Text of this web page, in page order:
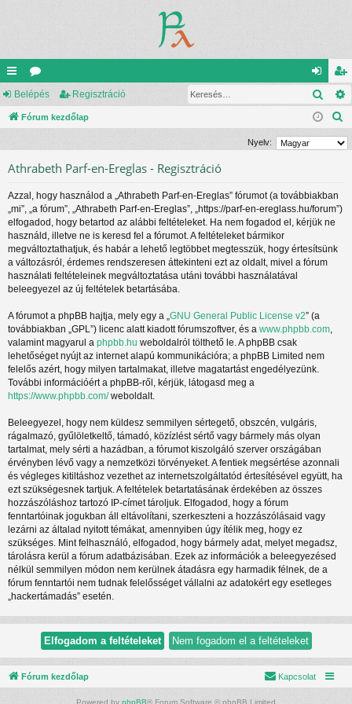
yo
rs
ke
ór
u
ok
el
ép
eg
is
ztr
Belépés Regisztráció
Fórum kezdőlap
r
Nyelv:
Athrabeth Parf-en-Ereglas - Regisztráció
Azzal, hogy használod a „Athrabeth Parf-en-Ereglas” fórumot (a továbbiakban
„mi”, „a fórum”, „Athrabeth Parf-en-Ereglas”, „https://parf-en-ereglass.hu/forum”)
elfogadod, hogy betartod az alábbi feltételeket. Ha nem fogadod el, kérjük ne
használd, illetve ne is keresd fel a fórumot. A feltételeket bármikor
megváltoztathatjuk, és habár a lehető legtöbbet megtesszük, hogy értesítsünk
a változásról, érdemes rendszeresen áttekinteni ezt az oldalt, mivel a fórum
használati feltételeinek megváltoztatása utáni további használatával
beleegyezel az új feltételek betartásába.
A fórumot a phpBB hajtja, mely egy a „ GNU General Public License v2” (a
továbbiakban „GPL”) licenc alatt kiadott fórumszoftver, és a www.phpbb.com
valamint magyarul a phpbb.hu weboldalról tölthető le. A phpBB csak
lehetőséget nyújt az internet alapú kommunikációra; a phpBB Limited nem
felelős azért, hogy milyen tartalmakat, illetve magatartást engedélyezünk.
További információért a phpBB-ről, kérjük, látogasd meg a
https://www.phpbb.com/weboldalt.
Beleegyezel, hogy nem küldesz semmilyen sértegető, obszcén, vulgáris,
rágalmazó, gyűlöletkeltő, támadó, közízlést sértő vagy bármely más olyan
tartalmat, mely sérti a hazádban, a fórumot kiszolgáló szerver országában
érvényben lévő vagy a nemzetközi törvényeket. A fentiek megsértése azonnali
és végleges kitiltáshoz vezethet az internetszolgáltatód értesítésével együtt, ha
ezt szükségesnek tartjuk. A feltételek betartatásának érdekében az összes
hozzászóláshoz tartozó IP-címet tároljuk. Elfogadod, hogy a fórum
fenntartóinak jogukban áll eltávolítani, szerkeszteni a hozzászólásaid vagy
lezárni az általad nyitott témákat, amennyiben úgy ítélik meg, hogy ez
szükséges. Mint felhasználó, elfogadod, hogy bármely adat, melyet megadsz,
tárolásra kerül a fórum adatbázisában. Ezek az információk a beleegyezésed
nélkül semmilyen módon nem kerülnek átadásra egy harmadik félnek, de a
fórum fenntartói nem tudnak felelősséget vállalni az adatokért egy esetleges
„hackertámadás” esetén.
Fórum kezdőlap Kapcsolat
Powered by phpBB® Forum Software © phpBB Limited